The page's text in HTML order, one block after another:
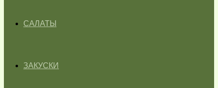
САЛАТЫ
ЗАКУСКИ